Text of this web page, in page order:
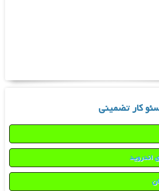
کار تضمینی
اندروید